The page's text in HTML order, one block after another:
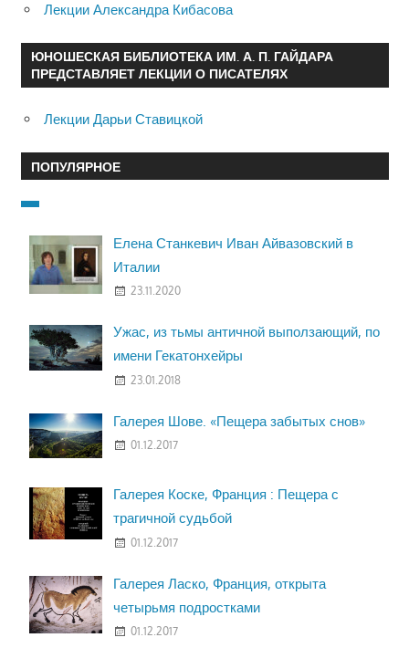
Лекции Александра Кибасова
ЮНОШЕСКАЯ БИБЛИОТЕКА ИМ. А. П. ГАЙДАРА
ПРЕДСТАВЛЯЕТ ЛЕКЦИИ О ПИСАТЕЛЯХ
Лекции Дарьи Ставицкой
ПОПУЛЯРНОЕ
Елена Станкевич Иван Айвазовский в
Италии
23.11.2020
Ужас, из тьмы античной выползающий, по
имени Гекатонхейры
23.01.2018
Галерея Шове. «Пещера забытых снов»
01.12.2017
Галерея Коске, Франция : Пещера с
трагичной судьбой
01.12.2017
Галерея Ласко, Франция, открыта
четырьмя подростками
01.12.2017